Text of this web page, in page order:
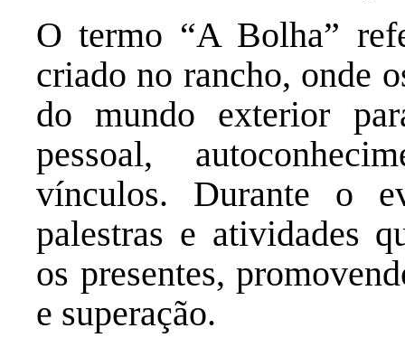
O termo “A Bolha”
criado no rancho, onde
do mundo exterior
pessoal,
vínculos.
Durante o
palestras e atividades
os presentes,
e superação.